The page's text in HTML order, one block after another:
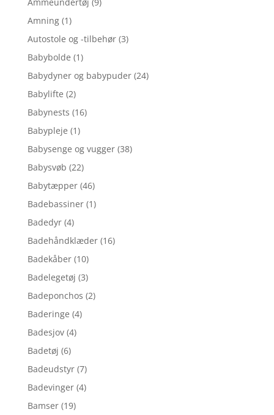
Amning (1)
Autostole og -tilbehør (3)
Babybolde (1)
Babydyner og babypuder (24)
Babylifte (2)
Babynests (16)
Babypleje (1)
Babysenge og vugger (38)
Babysvøb (22)
Babytæpper (46)
Badebassiner (1)
Badedyr (4)
Badehåndklæder (16)
Badekåber (10)
Badelegetøj (3)
Badeponchos (2)
Baderinge (4)
Badesjov (4)
Badetøj (6)
Badeudstyr (7)
Badevinger (4)
Bamser (19)